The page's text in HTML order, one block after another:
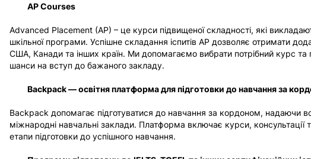
AP Courses
Advanced Placement (AP) – це курси підвищеної складності, які
шкільної програми. Успішне складання іспитів AP дозволяє отримати
США, Канади та інших країн. Ми допомагаємо вибрати потрібний курс та
шанси на вступ до бажаного закладу.
Backpack — освітня платформа для підготовки до навчання за
Backpack допомагає підготуватися до навчання за кордоном, надаючи
міжнародні навчальні заклади. Платформа включає курси,
етапи підготовки до успішного навчання.